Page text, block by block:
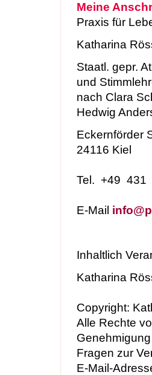
Meine
Praxis für
Katharina
Staatl. gepr.
und
nach Clara
Hedwig
Eckernförder
24116 Kiel
Tel. +49 431
E-Mail
Inhaltlich
Katharina
Copyright:
Alle Rechte
Fragen zur
E-Mail-